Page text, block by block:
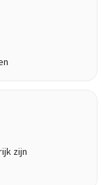
zijn